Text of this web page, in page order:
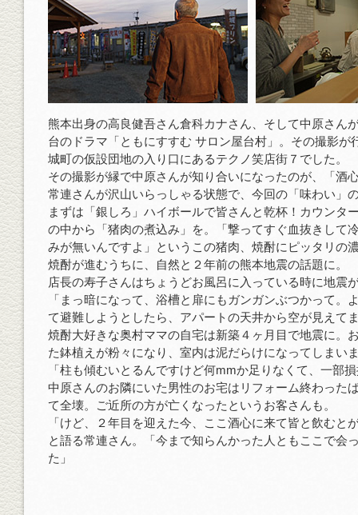
熊本出身の高良健吾さん倉科カナさん、そして中原さん
台のドラマ「ともにすすむ サロン屋台村」。その撮影が
城町の仮設団地の入り口にあるテクノ笑店街７でした。
その撮影が縁で中原さんが知り合いになったのが、「酒
常連さんが沢山いらっしゃる状態で、今回の「味わい」
まずは「銀しろ」ハイボールで皆さんと乾杯！カウンタ
の中から「猪肉の煮込み」を。「撃ってすぐ血抜きして
みが無いんですよ」というこの猪肉、焼酎にピッタリの
焼酎が進むうちに、自然と２年前の熊本地震の話題に。
店長の寿子さんはちょうどお風呂に入っている時に地震
「まっ暗になって、浴槽と扉にもガンガンぶつかって。
て避難しようとしたら、アパートの天井から空が見えて
焼酎大好きな奥村ママの自宅は新築４ヶ月目で地震に。
た鉢植えが粉々になり、室内は泥だらけになってしまい
「柱も傾むいとるんですけど何mmか足りなくて、一部
中原さんのお隣にいた男性のお宅はリフォーム終わった
て全壊。ご近所の方が亡くなったというお客さんも。
「けど、２年目を迎えた今、ここ酒心に来て皆と飲むと
と語る常連さん。「今まで知らんかった人ともここで会
た」